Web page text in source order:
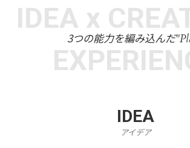
IDEA x
3つの能力を編み込んだ
IDEA
アイデア